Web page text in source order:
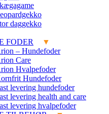
daggekko
FODER
– Hundefoder
Care
Hvalpefoder
Hundefoder
levering hundefoder
levering health and care
levering hvalpefoder